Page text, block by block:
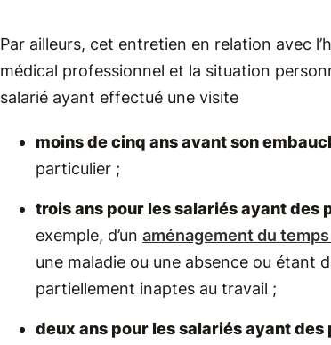
Par ailleurs, cet entretien en relation avec
médical professionnel et la situation
salarié ayant effectué une visite
moins de cinq ans avant son
particulier ;
trois ans pour les salariés ayant des
exemple, d’un aménagement du
une maladie ou une absence ou étant
partiellement inaptes au travail ;
deux ans pour les salariés ayant des